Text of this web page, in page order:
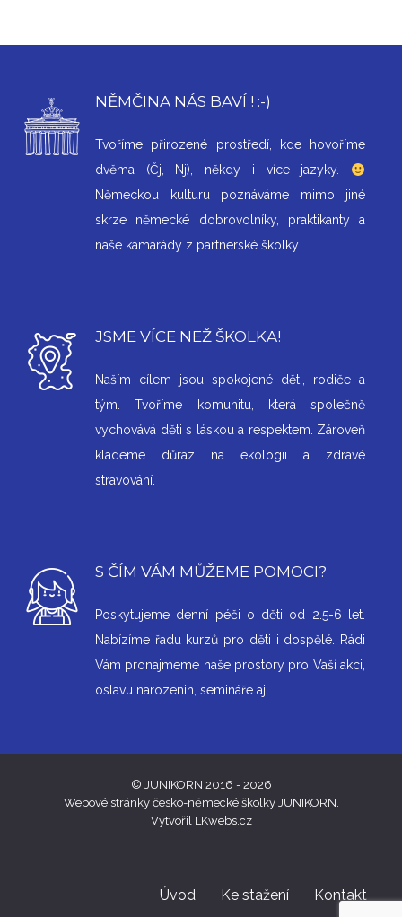
NĚMČINA NÁS BAVÍ ! :-)
Tvoříme přirozené prostředí, kde hovoříme
dvěma (Čj, Nj), někdy i více jazyky.
Německou kulturu poznáváme mimo jiné
skrze německé dobrovolníky, praktikanty a
naše kamarády z partnerské školky.
JSME VÍCE NEŽ ŠKOLKA!
Naším cílem jsou spokojené děti, rodiče a
tým. Tvoříme komunitu, která společně
vychovává děti s láskou a respektem. Zároveň
klademe důraz na ekologii a zdravé
stravování.
S ČÍM VÁM MŮŽEME POMOCI?
Poskytujeme denní péči o děti od 2.5-6 let.
Nabízíme řadu kurzů pro děti i dospělé. Rádi
Vám pronajmeme naše prostory pro Vaší akci,
oslavu narozenin, semináře aj.
© JUNIKORN 2016 - 2026
Webové stránky česko-německé školky JUNIKORN.
Vytvořil LKwebs.cz
Úvod Ke stažení Kontakt